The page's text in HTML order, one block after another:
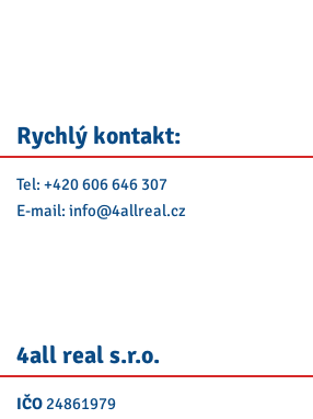
Rychlý kontakt:
Tel: +420 606 646 307
E-mail: info@4allreal.cz
4all real s.r.o.
IČO 24861979